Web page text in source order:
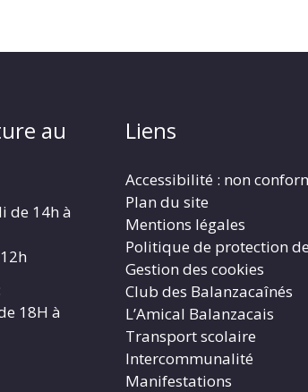
au
de 14h à
18H à
Liens
Accessibilité : non
Plan du site
Mentions légales
Politique de protection
Gestion des cookies
Club des Balanzacaînés
L’Amical Balanzacais
Transport scolaire
Intercommunalité
Manifestations